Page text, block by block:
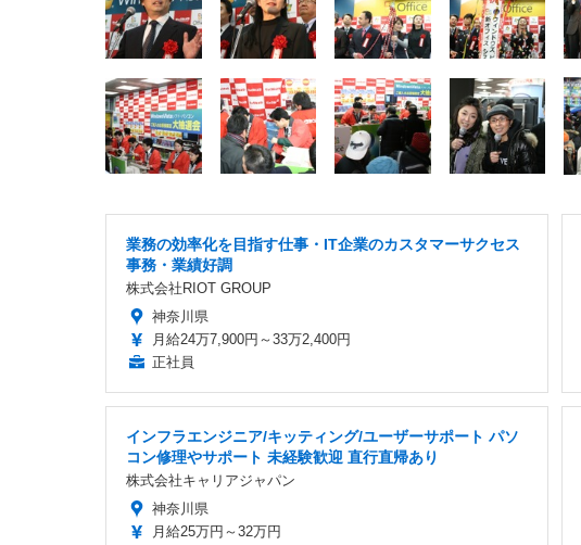
業務の効率化を目指す仕事・IT企業のカスタマーサクセス
事務・業績好調
株式会社RIOT GROUP
神奈川県
月給24万7,900円～33万2,400円
正社員
インフラエンジニア/キッティング/ユーザーサポート パソ
コン修理やサポート 未経験歓迎 直行直帰あり
株式会社キャリアジャパン
神奈川県
月給25万円～32万円